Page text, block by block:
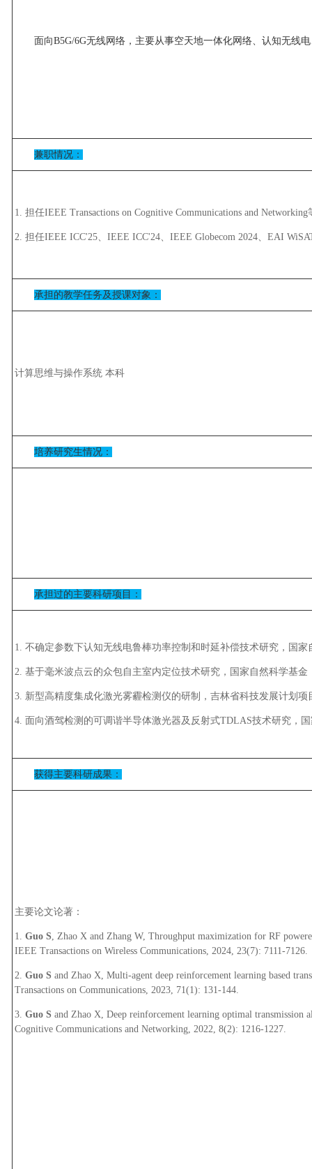
面向B5G/6G无线网络，主要从事空天地一体化网络、认知无线
兼职情况：
1. 担任IEEE Transactions on Cognitive Communications and
2. 担任IEEE ICC'25、IEEE ICC'24、IEEE Globecom 2024、EAI
承担的教学任务及授课对象：
计算思维与操作系统 本科
培养研究生情况：
承担过的主要科研项目：
1. 不确定参数下认知无线电鲁棒功率控制和时延补偿技术研究，国家
2. 基于毫米波点云的众包自主室内定位技术研究，国家自然科学基金
3. 新型高精度集成化激光雾霾检测仪的研制，吉林省科技发展计划项
4. 面向酒驾检测的可调谐半导体激光器及反射式TDLAS技术研究，
获得主要科研成果：
主要论文论著：
1. Guo S, Zhao X and Zhang W, Throughput maximization for RF
IEEE Transactions on Wireless Communications, 2024, 23(7): 7111-7126.
2. Guo S and Zhao X, Multi-agent deep reinforcement learning based
Transactions on Communications, 2023, 71(1): 131-144.
3. Guo S and Zhao X, Deep reinforcement learning optimal
Cognitive Communications and Networking, 2022, 8(2): 1216-1227.